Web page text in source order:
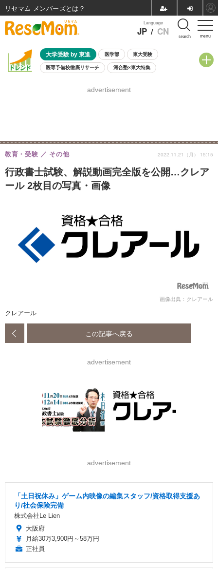
menu
Language
JP / CN search
大学受験 by 東進 医学部 東大受験
医専予備校徹底リサーチ 河合塾×東大特集
8月開催学校説明会・相談会
advertisement
行政書士試験、解説動画完全版を公開…クレア
ール 2枚目の写真・画像
教育・受験 その他 2022.11.21（月） 15:15
画像出典：クレアール
クレアール
この記事へ戻る
advertisement
advertisement
「土日祝休み」ゲーム内映像の編集スタッフ/資格取得支援あ
り/社会保険完備
株式会社Le Lien
大阪府
月給30万3,900円～58万円
正社員
リセマム メンバーズ